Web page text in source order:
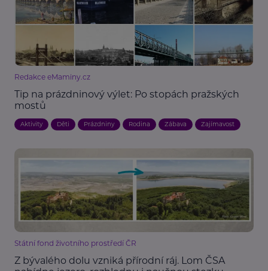
Redakce eMaminy.cz
Tip na prázdninový výlet: Po stopách pražských
mostů
Aktivity Děti Prázdniny Rodina Zábava Zajímavost
Státní fond životního prostředí ČR
Z bývalého dolu vzniká přírodní ráj. Lom ČSA